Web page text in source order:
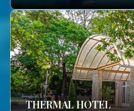
THERMAL HOTEL